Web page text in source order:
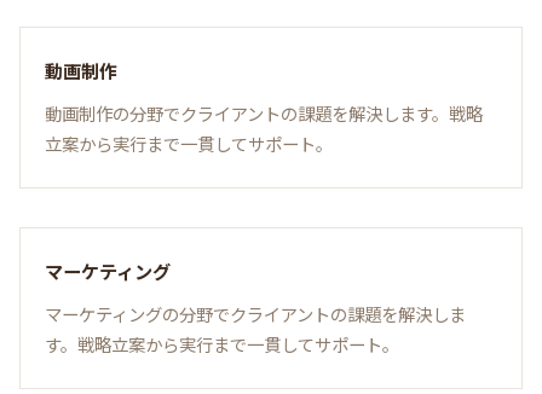
動画制作
動画制作の分野でクライアントの課題を解決します。戦略
立案から実行まで一貫してサポート。
マーケティング
マーケティングの分野でクライアントの課題を解決しま
す。戦略立案から実行まで一貫してサポート。